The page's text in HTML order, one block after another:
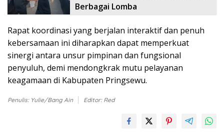
Berbagai Lomba
Rapat koordinasi yang berjalan interaktif dan penuh
kebersamaan ini diharapkan dapat memperkuat
sinergi antara unsur pimpinan dan fungsional
penyuluh, demi mendongkrak mutu pelayanan
keagamaan di Kabupaten Pringsewu.
Penulis: Yulie/Bang Ain Editor: Red